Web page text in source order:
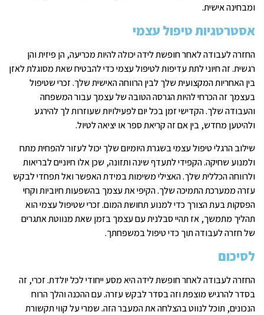
ומבחינה אישית.
אסטרטגיות טיפול עצמי
החזרה לעבודה לאחר חופשת לידה יכולה להיות מכריעה, הן פיזית והן
רגשית. זה חיוני לתת עדיפות לטיפול עצמי כדי להבטיח שאת מסוגלת לאזן
בין האחריות המקצועית שלך לבין הרווחה האישית שלך. זכרי שטיפול
בעצמך זה הכרחי להיות הגרסה הטובה של עצמך עבור המשפחה
והעבודה שלך. הקדישי זמן בכל יום לפעילויות שעוזרות לך להירגע
ולהיטען מחדש, בין אם זה קריאת ספר או יציאה לטיול.
שילוב הרגלי טיפול עצמי בשגרת היומיום שלך יכול לעזור להפחית מתח
ולמנוע שחיקה. הקפידי לתעדף שינה ותזונה, שכן אלו חיוניים לבריאות
ולרווחה הכללית שלך. האצילי משימות במידת האפשר ואל תפחדי לבקש
עזרה ממערכת התמיכה שלך. הקיפי את עצמך בהשפעות חיוביות וקחי
הפסקות בעת הצורך כדי למנוע תחושת המום. זכרי שטיפול עצמי הוא
תהליך מתמשך, אז תהיי סבלנית עם עצמך בזמן שאת מנווטת אתגרים
של חזרה לעבודה תוך כדי טיפול במשפחתך.
לסיכום
החזרה לעבודה לאחר חופשת לידה היא מסע ייחודי לכל יולדת. זכרי, זה
בסדר להרגיש מוצפת וזה בסדר לבקש עזרה. עם ההכנה והלך הרוח
הנכונים, תוכל לנווט בהצלחה את המעבר הזה. שמרי על קווי תקשורת